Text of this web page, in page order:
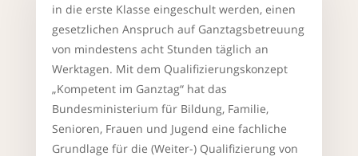
in die erste Klasse eingeschult werden, einen
gesetzlichen Anspruch auf Ganztagsbetreuung
von mindestens acht Stunden täglich an
Werktagen. Mit dem Qualifizierungskonzept
„Kompetent im Ganztag“ hat das
Bundesministerium für Bildung, Familie,
Senioren, Frauen und Jugend eine fachliche
Grundlage für die (Weiter-) Qualifizierung von